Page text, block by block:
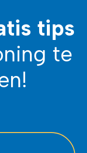
tips
te